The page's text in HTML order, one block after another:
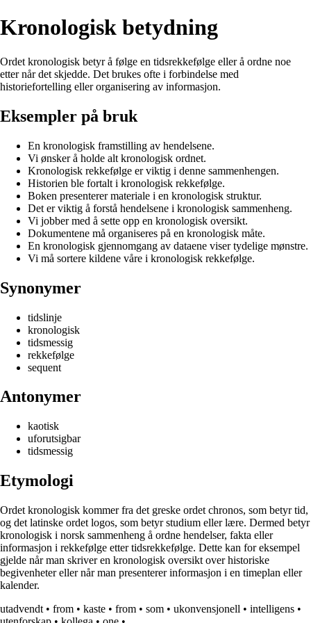
Kronologisk betydning
Ordet kronologisk betyr å følge en tidsrekkefølge eller å ordne noe
etter når det skjedde. Det brukes ofte i forbindelse med
historiefortelling eller organisering av informasjon.
Eksempler på bruk
En kronologisk framstilling av hendelsene.
Vi ønsker å holde alt kronologisk ordnet.
Kronologisk rekkefølge er viktig i denne sammenhengen.
Historien ble fortalt i kronologisk rekkefølge.
Boken presenterer materiale i en kronologisk struktur.
Det er viktig å forstå hendelsene i kronologisk sammenheng.
Vi jobber med å sette opp en kronologisk oversikt.
Dokumentene må organiseres på en kronologisk måte.
En kronologisk gjennomgang av dataene viser tydelige mønstre.
Vi må sortere kildene våre i kronologisk rekkefølge.
Synonymer
tidslinje
kronologisk
tidsmessig
rekkefølge
sequent
Antonymer
kaotisk
uforutsigbar
tidsmessig
Etymologi
Ordet kronologisk kommer fra det greske ordet chronos, som betyr tid,
og det latinske ordet logos, som betyr studium eller lære. Dermed betyr
kronologisk i norsk sammenheng å ordne hendelser, fakta eller
informasjon i rekkefølge etter tidsrekkefølge. Dette kan for eksempel
gjelde når man skriver en kronologisk oversikt over historiske
begivenheter eller når man presenterer informasjon i en timeplan eller
kalender.
utadvendt • from • kaste • from • som • ukonvensjonell • intelligens •